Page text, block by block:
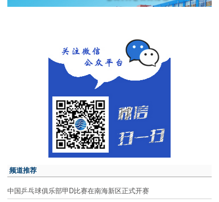
频道推荐
中国乒乓球俱乐部甲D比赛在南海新区正式开赛